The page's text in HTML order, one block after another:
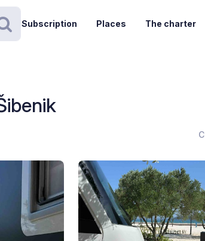
Search
Subscription Places The charter